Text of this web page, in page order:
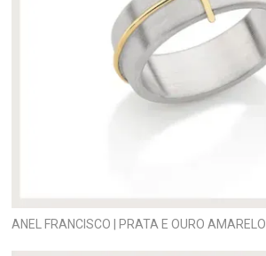
ANEL FRANCISCO | PRATA E OURO AMARELO